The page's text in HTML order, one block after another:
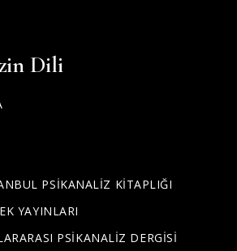
Dili
PSİKANALİZ KİTAPLIĞI
YAYINLARI
PSİKANALİZ DERGİSİ